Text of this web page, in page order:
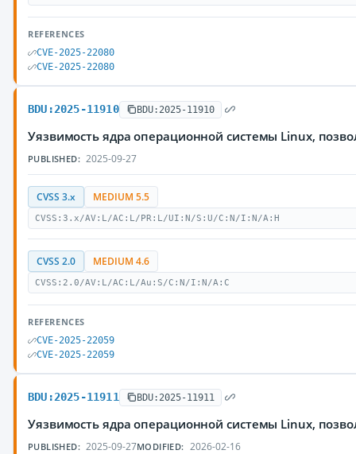
REFERENCES
CVE-2025-22080
CVE-2025-22080
BDU:2025-11910 BDU:2025-11910
Уязвимость ядра операционной системы Linux,
PUBLISHED: 2025-09-27
CVSS 3.x MEDIUM 5.5
CVSS:3.x/AV:L/AC:L/PR:L/UI:N/S:U/C:N/I:N/A:H
CVSS 2.0 MEDIUM 4.6
CVSS:2.0/AV:L/AC:L/Au:S/C:N/I:N/A:C
REFERENCES
CVE-2025-22059
CVE-2025-22059
BDU:2025-11911 BDU:2025-11911
Уязвимость ядра операционной системы Linux,
PUBLISHED: 2025-09-27MODIFIED: 2026-02-16